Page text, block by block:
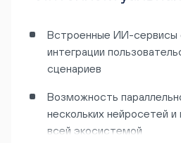
Встроенные ИИ-сервисы
интеграции
сценариев
Возможность
нескольких нейросетей и
всей экосистемой